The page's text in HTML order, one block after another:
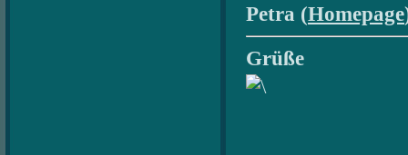
Petra (Homepage
Grüße